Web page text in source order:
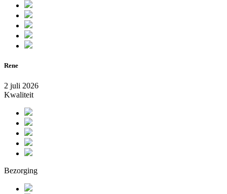
Rene
2 juli 2026
Kwaliteit
Bezorging